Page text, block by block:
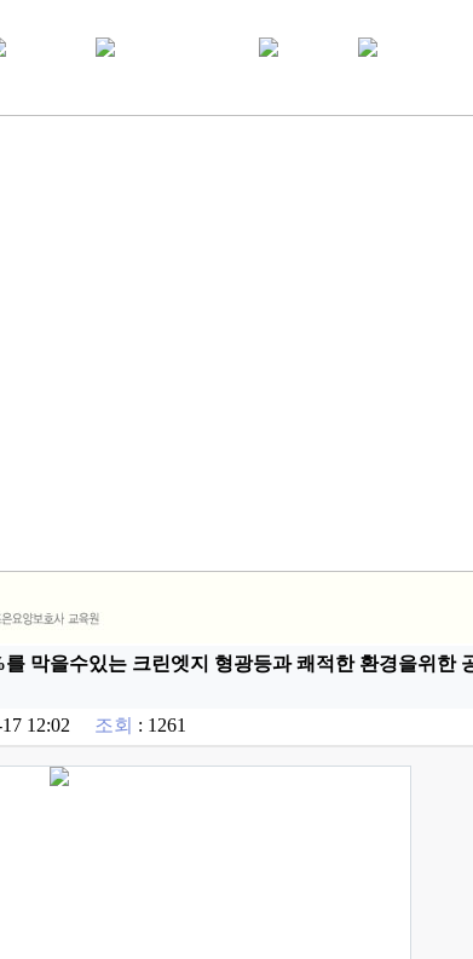
막을수있는 크린엣지 형광등과 쾌적한 환경을위한
17 12:02 조회 : 1261